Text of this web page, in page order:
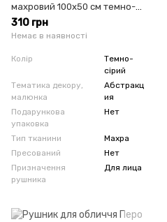
махровий 100х50 см темно-
сірий
310 грн
Немає в наявності
Колір
Темно-
сірий
Тематика декору,
малюнка
Абстракц
ия
Подарункова
упаковка
Нет
Тип тканини
Махра
Пресований
Нет
Призначення
рушника
Для лица